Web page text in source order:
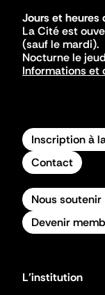
Jours et heures
La Cité est
(sauf le mardi).
Nocturne le
Informations et
Inscription à
Contact
Nous soutenir
Devenir
L'institution